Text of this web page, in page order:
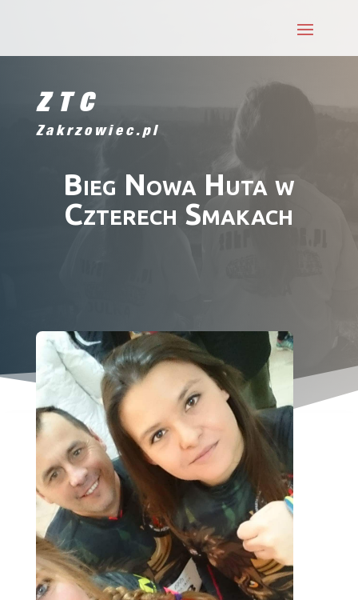
ZTC
Zakrzowiec.pl
Bieg Nowa Huta w
Czterech Smakach